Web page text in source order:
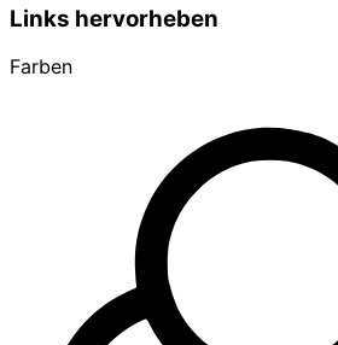
Links hervorheben
Farben